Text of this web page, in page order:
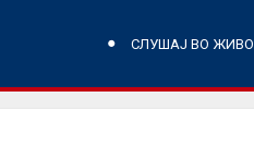
СЛУШАЈ ВО ЖИВО